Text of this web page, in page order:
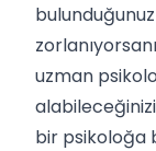
uzman
bir psikoloğa